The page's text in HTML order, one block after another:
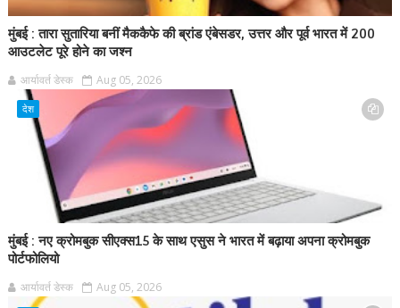
मुंबई : तारा सुतारिया बनीं मैककैफे की ब्रांड एंबेसडर, उत्तर और पूर्व भारत में 200
आउटलेट पूरे होने का जश्न
आर्यावर्त डेस्क Aug 05, 2026
देश
मुंबई : नए क्रोमबुक सीएक्स15 के साथ एसुस ने भारत में बढ़ाया अपना क्रोमबुक
पोर्टफोलियो
आर्यावर्त डेस्क Aug 05, 2026